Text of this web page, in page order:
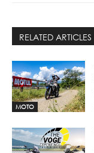
RELATED ARTICLES
MOTO